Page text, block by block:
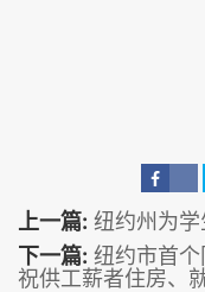
上一篇: 纽约州为
下一篇: 纽约市首
祝供工薪者住房、